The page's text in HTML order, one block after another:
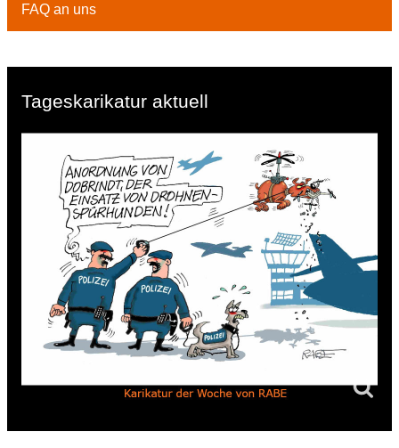
FAQ an uns
Tageskarikatur aktuell